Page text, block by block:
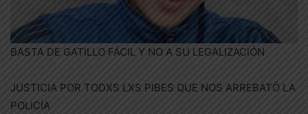
BASTA DE GATILLO FÁCIL Y NO A SU LEGALIZACIÓN
JUSTICIA POR TODXS LXS PIBES QUE NOS ARREBATÓ LA
POLICÍA